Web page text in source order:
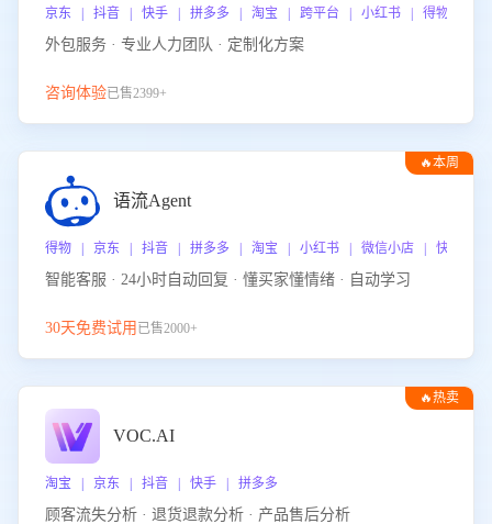
京东 | 抖音 | 快手 | 拼多多 | 淘宝 | 跨平台 | 小红书 | 得物 | 企
外包服务 · 专业人力团队 · 定制化方案
咨询体验已售2399+
🔥本周
语流Agent
得物 | 京东 | 抖音 | 拼多多 | 淘宝 | 小红书 | 微信小店 | 快手 |
智能客服 · 24小时自动回复 · 懂买家懂情绪 · 自动学习
30天免费试用 已售2000+
🔥热卖
VOC.AI
淘宝 | 京东 | 抖音 | 快手 | 拼多多
顾客流失分析 · 退货退款分析 · 产品售后分析